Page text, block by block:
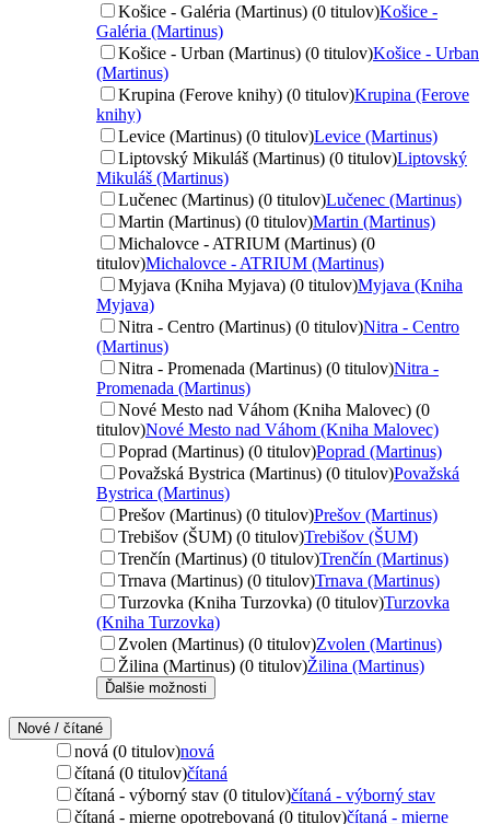
Košice - Galéria (Martinus) (0 titulov)Košice -
Galéria (Martinus)
Košice - Urban (Martinus) (0 titulov)Košice - Urban
(Martinus)
Krupina (Ferove knihy) (0 titulov)Krupina (Ferove
knihy)
Levice (Martinus) (0 titulov)Levice (Martinus)
Liptovský Mikuláš (Martinus) (0 titulov)Liptovský
Mikuláš (Martinus)
Lučenec (Martinus) (0 titulov)Lučenec (Martinus)
Martin (Martinus) (0 titulov)Martin (Martinus)
Michalovce - ATRIUM (Martinus) (0
titulov)Michalovce - ATRIUM (Martinus)
Myjava (Kniha Myjava) (0 titulov)Myjava (Kniha
Myjava)
Nitra - Centro (Martinus) (0 titulov)Nitra - Centro
(Martinus)
Nitra - Promenada (Martinus) (0 titulov)Nitra -
Promenada (Martinus)
Nové Mesto nad Váhom (Kniha Malovec) (0
titulov)Nové Mesto nad Váhom (Kniha Malovec)
Poprad (Martinus) (0 titulov)Poprad (Martinus)
Považská Bystrica (Martinus) (0 titulov)Považská
Bystrica (Martinus)
Prešov (Martinus) (0 titulov)Prešov (Martinus)
Trebišov (ŠUM) (0 titulov)Trebišov (ŠUM)
Trenčín (Martinus) (0 titulov)Trenčín (Martinus)
Trnava (Martinus) (0 titulov)Trnava (Martinus)
Turzovka (Kniha Turzovka) (0 titulov)Turzovka
(Kniha Turzovka)
Zvolen (Martinus) (0 titulov)Zvolen (Martinus)
Žilina (Martinus) (0 titulov)Žilina (Martinus)
Ďalšie možnosti
Nové / čítané
nová (0 titulov)nová
čítaná (0 titulov)čítaná
čítaná - výborný stav (0 titulov)čítaná - výborný stav
čítaná - mierne opotrebovaná (0 titulov)čítaná - mierne